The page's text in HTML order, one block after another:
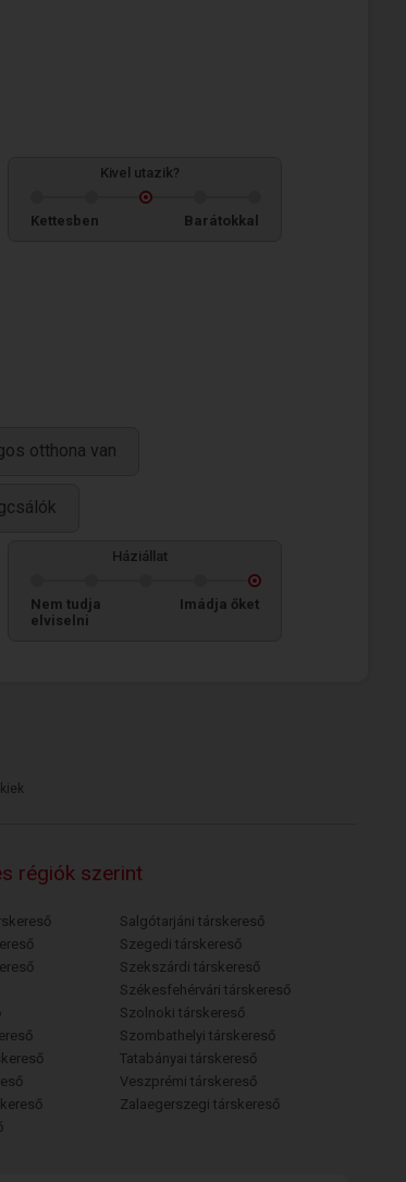
Kivel utazik?
Kettesben Barátokkal
otthona van
Háziállat
Nem tudja
elviselni
Imádja őket
régiók szerint
Salgótarjáni társkereső
Szegedi társkereső
Szekszárdi társkereső
Székesfehérvári társkereső
Szolnoki társkereső
Szombathelyi társkereső
Tatabányai társkereső
Veszprémi társkereső
Zalaegerszegi társkereső